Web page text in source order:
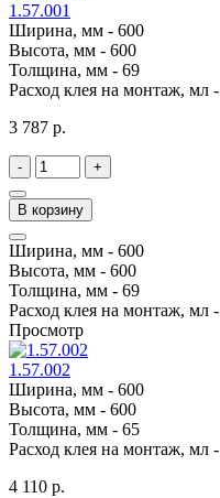
1.57.001
Ширина, мм - 600
Высота, мм - 600
Толщина, мм - 69
Расход клея на монтаж, мл -
3 787 р.
- +
В корзину
Ширина, мм - 600
Высота, мм - 600
Толщина, мм - 69
Расход клея на монтаж, мл -
Просмотр
1.57.002
Ширина, мм - 600
Высота, мм - 600
Толщина, мм - 65
Расход клея на монтаж, мл -
4 110 р.